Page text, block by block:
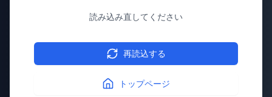
読み込み直してください
再読込する
トップページ